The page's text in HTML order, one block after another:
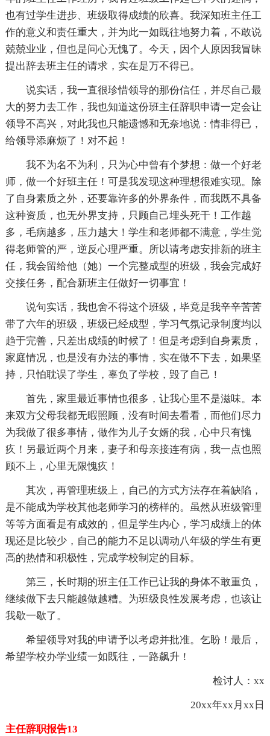
也有过学生进步、班级取得成绩的欣喜。我深知班主任工
作的意义和责任重大，并为此一如既往地努力着，不敢说
兢兢业业，但也是问心无愧了。今天，因个人原因我冒昧
提出辞去班主任的请求，实在是万不得已。
说实话，我一直很珍惜领导的那份信任，并尽自己最
大的努力去工作，我也知道这份班主任辞职申请一定会让
领导不高兴，对此我也只能遗憾和无奈地说：情非得已，
给领导添麻烦了！对不起！
我不为名不为利，只为心中曾有个梦想：做一个好老
师，做一个好班主任！可是我发现这种理想很难实现。除
了自身素质之外，还要靠许多的外界条件，而我既不具备
这种资质，也无外界支持，只顾自己埋头死干！工作越
多，毛病越多，压力越大！学生和老师都不满意，学生觉
得老师管的严，逆反心理严重。所以请考虑安排新的班主
任，我会留给他（她）一个完整成型的班级，我会完成好
交接任务，配合新班主任做好一切事宜！
说句实话，我也舍不得这个班级，毕竟是我辛辛苦苦
带了六年的班级，班级已经成型，学习气氛记录制度均以
趋于完善，只差出成绩的时候了！但是考虑到自身素质，
家庭情况，也是没有办法的事情，实在做不下去，如果坚
持，只怕耽误了学生，辜负了学校，毁了自己！
首先，家里最近事情也很多，让我心里不是滋味。本
来双方父母我都无暇照顾，没有时间去看看，而他们尽力
为我做了很多事情，做作为儿子女婿的我，心中只有愧
疚！另最近两个月来，妻子和母亲接连有病，我一点也照
顾不上，心里无限愧疚！
其次，再管理班级上，自己的方式方法存在着缺陷，
是不能成为学校其他老师学习的榜样的。虽然从班级管理
等等方面看是有成效的，但是学生内心，学习成绩上的体
现还是比较少，自己的能力不足以调动八年级的学生有更
高的热情和积极性，完成学校制定的目标。
第三，长时期的班主任工作已让我的身体不敢重负，
继续做下去只能越做越糟。为班级良性发展考虑，也该让
我歇一歇了。
希望领导对我的申请予以考虑并批准。乞盼！最后，
希望学校办学业绩一如既往，一路飙升！
检讨人：xx
20xx年xx月xx日
主任辞职报告13